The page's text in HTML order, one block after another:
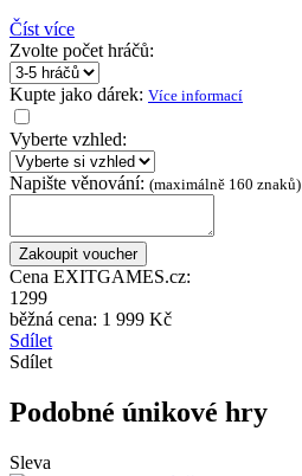
Číst více
Zvolte počet hráčů:
Kupte jako dárek: Více informací
Vyberte vzhled:
Napište věnování: (maximálně 160 znaků)
Cena EXITGAMES.cz:
1299
běžná cena: 1 999 Kč
Sdílet
Sdílet
Podobné únikové hry
Sleva